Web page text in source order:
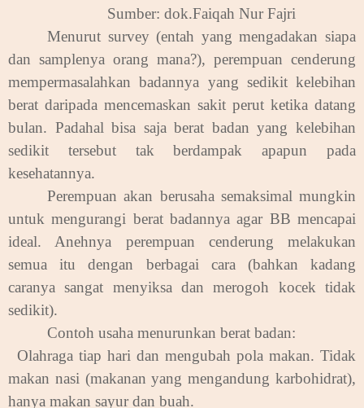
Sumber: dok.Faiqah Nur Fajri
Menurut survey (entah yang mengadakan siapa
dan samplenya orang mana?), perempuan cenderung
mempermasalahkan badannya yang sedikit kelebihan
berat daripada mencemaskan sakit perut ketika datang
bulan. Padahal bisa saja berat badan yang kelebihan
sedikit tersebut tak berdampak apapun pada
kesehatannya.
Perempuan akan berusaha semaksimal mungkin
untuk mengurangi berat badannya agar BB mencapai
ideal. Anehnya perempuan cenderung melakukan
semua itu dengan berbagai cara (bahkan kadang
caranya sangat menyiksa dan merogoh kocek tidak
sedikit).
Contoh usaha menurunkan berat badan:
Olahraga tiap hari dan mengubah pola makan. Tidak
makan nasi (makanan yang mengandung karbohidrat),
hanya makan sayur dan buah.